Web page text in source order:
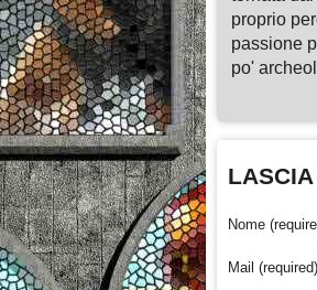
proprio
passione
po'
Nome
Mail (required)